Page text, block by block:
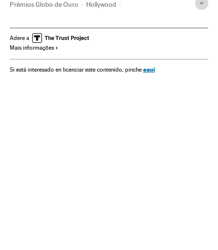
Prêmios Globo de Ouro Hollywood
Ricky Gervais Prêmios cinema
Cinema dos Estados Unidos
Indústria Cinematográfica Cinema Cultura
Adere a
Mais informações
Si está interesado en licenciar este contenido, pinche aquí